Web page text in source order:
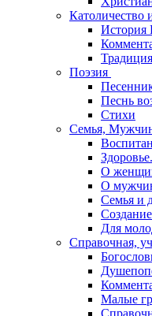
Католичество
История
Поэзия
Песнь
Стихи
Семья,
О
О
Семья и
Для
Справочная,
Малые